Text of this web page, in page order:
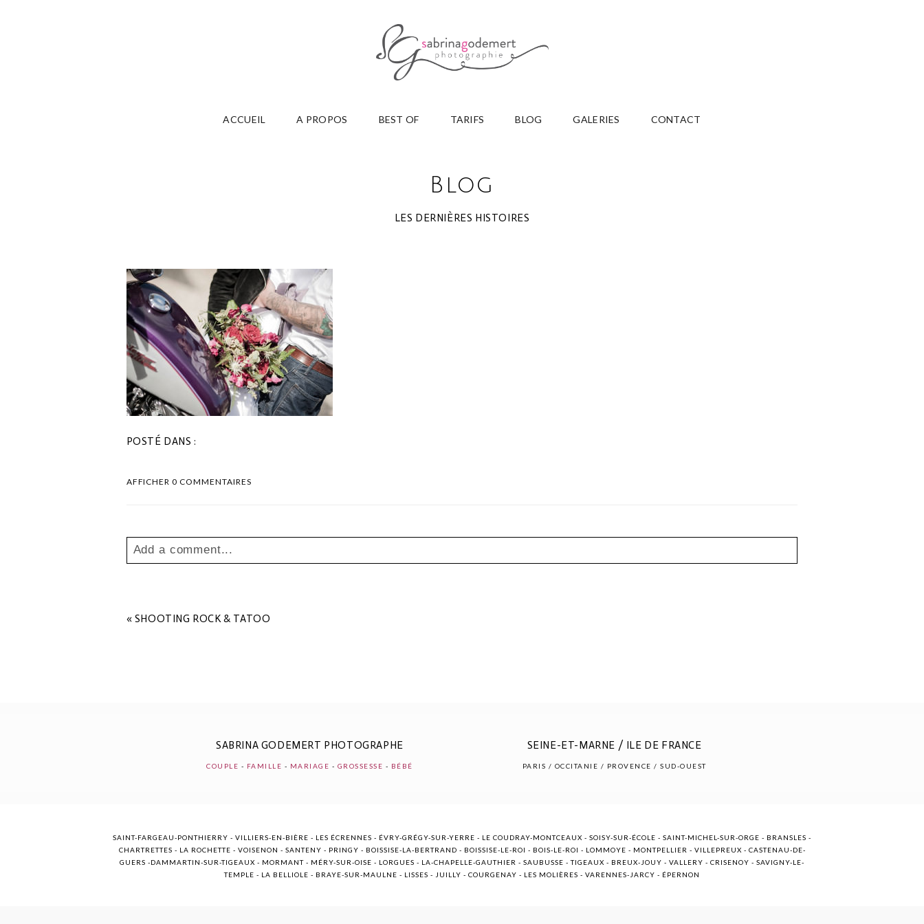
ACCUEIL A PROPOS BEST OF TARIFS BLOG GALERIES CONTACT
Blog
LES DERNIÈRES HISTOIRES
POSTÉ DANS :
AFFICHER0 COMMENTAIRES
Add a comment...
« SHOOTING ROCK & TATOO
SABRINA GODEMERT PHOTOGRAPHE
COUPLE - FAMILLE - MARIAGE - GROSSESSE - BÉBÉ
SEINE-ET-MARNE / ILE DE FRANCE
PARIS / OCCITANIE / PROVENCE / SUD-OUEST
SAINT-FARGEAU-PONTHIERRY - VILLIERS-EN-BIÈRE - LES ÉCRENNES - ÉVRY-GRÉGY-SUR-YERRE - LE COUDRAY-MONTCEAUX - SOISY-SUR-ÉCOLE - SAINT-MICHEL-SUR-ORGE - BRANSLES -
CHARTRETTES - LA ROCHETTE - VOISENON - SANTENY - PRINGY - BOISSISE-LA-BERTRAND - BOISSISE-LE-ROI - BOIS-LE-ROI - LOMMOYE - MONTPELLIER - VILLEPREUX - CASTENAU-DE-
GUERS -DAMMARTIN-SUR-TIGEAUX - MORMANT - MÉRY-SUR-OISE - LORGUES - LA-CHAPELLE-GAUTHIER - SAUBUSSE - TIGEAUX - BREUX-JOUY - VALLERY - CRISENOY - SAVIGNY-LE-
TEMPLE - LA BELLIOLE - BRAYE-SUR-MAULNE - LISSES - JUILLY - COURGENAY - LES MOLIÈRES - VARENNES-JARCY - ÉPERNON